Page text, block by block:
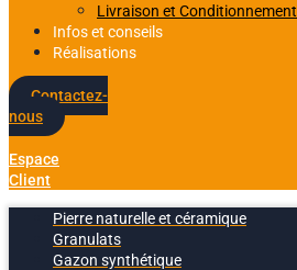
Livraison et Conditionnement
Infos et conseils
Réalisations
Contactez-
nous
Espace
Client
Pierre naturelle et céramique
Granulats
Gazon synthétique